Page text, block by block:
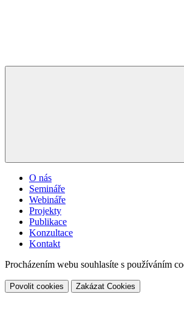
O nás
Semináře
Webináře
Projekty
Publikace
Konzultace
Kontakt
Procházením webu souhlasíte s používáním
Povolit cookies Zakázat Cookies